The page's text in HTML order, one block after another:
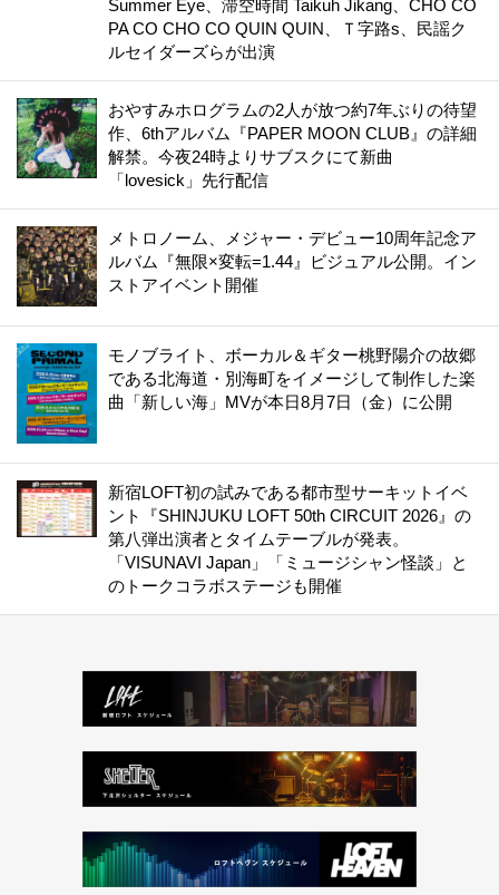
Summer Eye、滞空時間 Taikuh Jikang、CHO CO
PA CO CHO CO QUIN QUIN、Ｔ字路s、民謡ク
ルセイダーズらが出演
おやすみホログラムの2人が放つ約7年ぶりの待望
作、6thアルバム『PAPER MOON CLUB』の詳細
解禁。今夜24時よりサブスクにて新曲
「lovesick」先行配信
メトロノーム、メジャー・デビュー10周年記念ア
ルバム『無限×変転=1.44』ビジュアル公開。イン
ストアイベント開催
モノブライト、ボーカル＆ギター桃野陽介の故郷
である北海道・別海町をイメージして制作した楽
曲「新しい海」MVが本日8月7日（金）に公開
新宿LOFT初の試みである都市型サーキットイベ
ント『SHINJUKU LOFT 50th CIRCUIT 2026』の
第八弾出演者とタイムテーブルが発表。
「VISUNAVI Japan」「ミュージシャン怪談」と
のトークコラボステージも開催